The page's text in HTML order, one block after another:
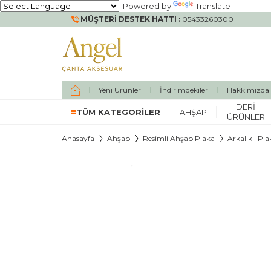
Powered by Translate
MÜŞTERI DESTEK HATTI : 05433260300
Yeni Ürünler İndirimdekiler Hakkımızda
TÜM KATEGORILER AHŞAP
DERI
ÜRÜNLER
Anasayfa Ahşap Resimli Ahşap Plaka Arkalıklı